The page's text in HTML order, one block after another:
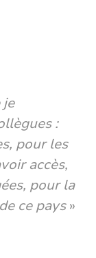
je
:
pour les
accès,
pour la
ce pays»